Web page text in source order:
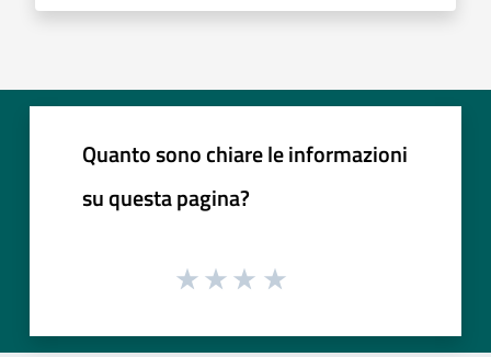
Quanto sono chiare le informazioni
su questa pagina?